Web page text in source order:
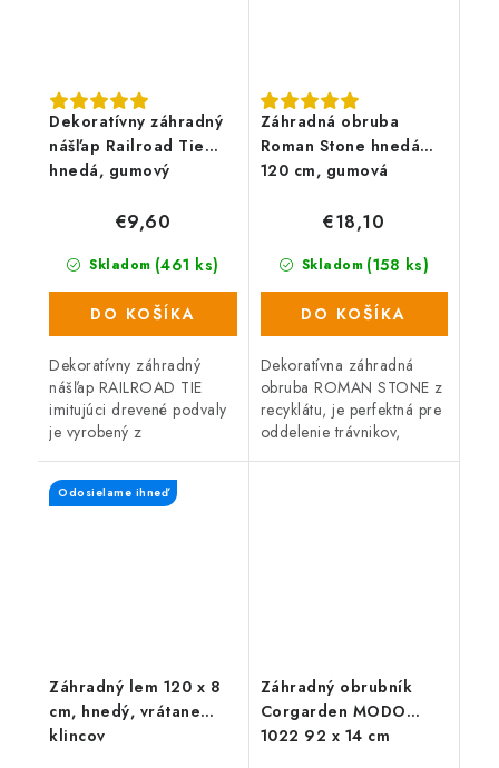
Dekoratívny záhradný
nášľap Railroad Tie
hnedá, gumový
Skladom (461 ks)
€9,60
DO KOŠÍKA
Dekoratívny záhradný
nášľap RAILROAD TIE
imitujúci drevené podvaly
je vyrobený z
Ideálny na vytvorenie cesty
v záhrade. Rozmer 25 x
Záhradná obruba
Roman Stone hnedá
120 cm, gumová
Skladom (158 ks)
€18,10
DO KOŠÍKA
Dekoratívna záhradná
obruba ROMAN STONE z
recyklátu, je perfektná pre
oddelenie trávnikov,
Záhradný lem 120 x 8
cm, hnedý, vrátane
klincov
Odosielame ihneď
Záhradný obrubník
Corgarden MODO
1022 92 x 14 cm